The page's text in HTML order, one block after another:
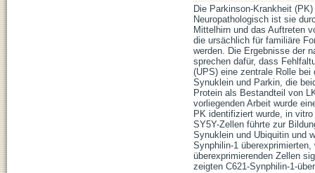
Die Parkinson-Krankheit
Neuropathologisch ist sie
Mittelhirn und das Auftreten
die ursächlich für familiäre
werden. Die Ergebnisse der
sprechen dafür, dass
(UPS) eine zentrale Rolle
Synuklein und Parkin, die
Protein als Bestandteil von
vorliegenden Arbeit wurde
PK identifiziert wurde, in
SY5Y-Zellen führte zur
Synuklein und Ubiquitin und
Synphilin-1
überexprimierenden Zellen
zeigten C621-Synphilin-1-